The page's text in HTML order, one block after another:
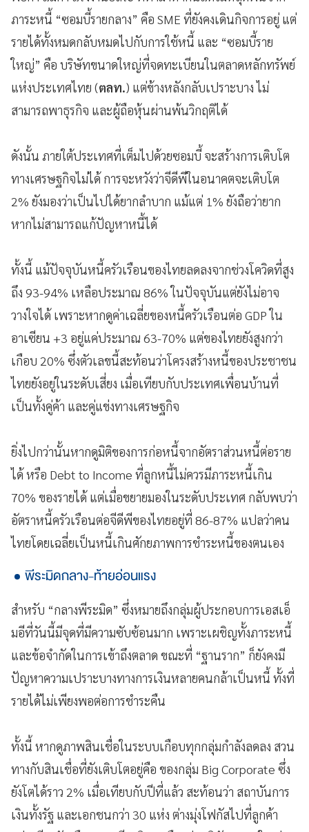
ภาระหนี้ “ซอมบี้รายกลาง” คือ SME ที่ยังคงเดินกิจการอยู่ แต่
รายได้ทั้งหมดกลับหมดไปกับการใช้หนี้ และ “ซอมบี้ราย
ใหญ่” คือ บริษัทขนาดใหญ่ที่จดทะเบียนในตลาดหลักทรัพย์
แห่งประเทศไทย (ตลท.) แต่ข้างหลังกลับเปราะบาง ไม่
สามารถพาธุรกิจ และผู้ถือหุ้นผ่านพ้นวิกฤติได้
ดังนั้น ภายใต้ประเทศที่เต็มไปด้วยซอมบี้ จะสร้างการเติบโต
ทางเศรษฐกิจไม่ได้ การจะหวังว่าจีดีพีในอนาคตจะเติบโต
2% ยังมองว่าเป็นไปได้ยากลำบาก แม้แต่ 1% ยังถือว่ายาก
หากไม่สามารถแก้ปัญหาหนี้ได้
ทั้งนี้ แม้ปัจจุบันหนี้ครัวเรือนของไทยลดลงจากช่วงโควิดที่สูง
ถึง 93-94% เหลือประมาณ 86% ในปัจจุบันแต่ยังไม่อาจ
วางใจได้ เพราะหากดูค่าเฉลี่ยของหนี้ครัวเรือนต่อ GDP ใน
อาเซียน +3 อยู่แค่ประมาณ 63-70% แต่ของไทยยังสูงกว่า
เกือบ 20% ซึ่งตัวเลขนี้สะท้อนว่าโครงสร้างหนี้ของประชาชน
ไทยยังอยู่ในระดับเสี่ยง เมื่อเทียบกับประเทศเพื่อนบ้านที่
เป็นทั้งคู่ค้า และคู่แข่งทางเศรษฐกิจ
ยิ่งไปกว่านั้นหากดูมิติของการก่อหนี้จากอัตราส่วนหนี้ต่อราย
ได้ หรือ Debt to Income ที่ลูกหนี้ไม่ควรมีภาระหนี้เกิน
70% ของรายได้ แต่เมื่อขยายมองในระดับประเทศ กลับพบว่า
อัตราหนี้ครัวเรือนต่อจีดีพีของไทยอยู่ที่ 86-87% แปลว่าคน
ไทยโดยเฉลี่ยเป็นหนี้เกินศักยภาพการชำระหนี้ของตนเอง
พีระมิดกลาง-ท้ายอ่อนแรง
สำหรับ “กลางพีระมิด” ซึ่งหมายถึงกลุ่มผู้ประกอบการเอสเอ็
มอีที่วันนี้มีจุดที่มีความซับซ้อนมาก เพราะเผชิญทั้งภาระหนี้
และข้อจำกัดในการเข้าถึงตลาด ขณะที่ “ฐานราก” ก็ยังคงมี
ปัญหาความเปราะบางทางการเงินหลายคนกล้าเป็นหนี้ ทั้งที่
รายได้ไม่เพียงพอต่อการชำระคืน
ทั้งนี้ หากดูภาพสินเชื่อในระบบเกือบทุกกลุ่มกำลังลดลง สวน
ทางกับสินเชื่อที่ยังเติบโตอยู่คือ ของกลุ่ม Big Corporate ซึ่ง
ยังโตได้ราว 2% เมื่อเทียบกับปีที่แล้ว สะท้อนว่า สถาบันการ
เงินทั้งรัฐ และเอกชนกว่า 30 แห่ง ต่างมุ่งโฟกัสไปที่ลูกค้า